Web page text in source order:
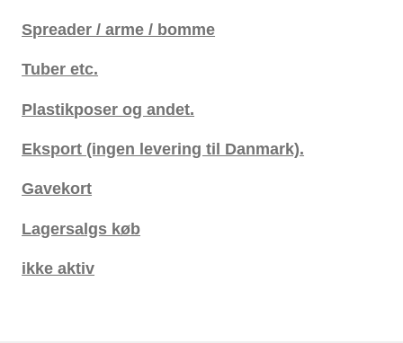
Spreader / arme / bomme
Tuber etc.
Plastikposer og andet.
Eksport (ingen levering til Danmark).
Gavekort
Lagersalgs køb
ikke aktiv